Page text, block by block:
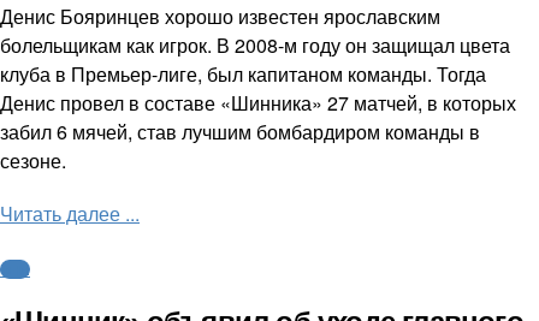
Денис Бояринцев хорошо известен ярославским
болельщикам как игрок. В 2008-м году он защищал цвета
клуба в Премьер-лиге, был капитаном команды. Тогда
Денис провел в составе «Шинника» 27 матчей, в которых
забил 6 мячей, став лучшим бомбардиром команды в
сезоне.
Читать далее ...
ФНЛ